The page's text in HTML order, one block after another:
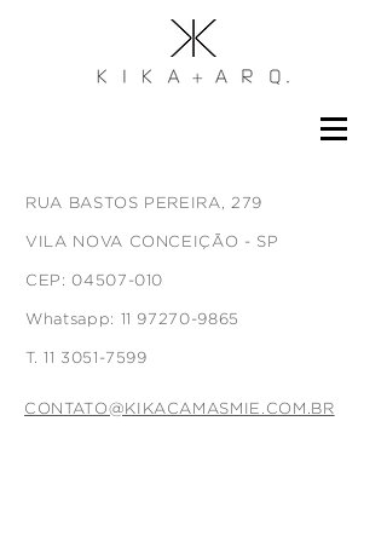
RUA BASTOS PEREIRA, 279
VILA NOVA CONCEIÇÃO - SP
CEP: 04507-010
Whatsapp: 11 97270-9865
11 3051-7599
CONTATO@KIKACAMASMIE.COM.BR